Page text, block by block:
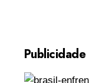
Publicidade